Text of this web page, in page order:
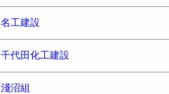
名工建設
千代田化工建設
淺沼組